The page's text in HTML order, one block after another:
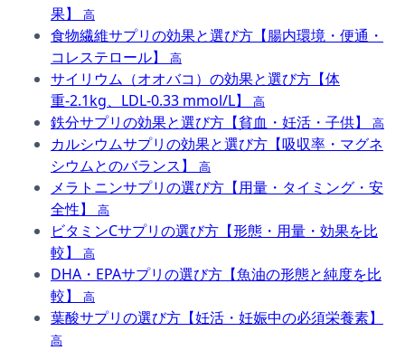
果】
高
食物繊維サプリの効果と選び方【腸内環境・便通・
コレステロール】
高
サイリウム（オオバコ）の効果と選び方【体
重-2.1kg、LDL-0.33 mmol/L】
高
鉄分サプリの効果と選び方【貧血・妊活・子供】 高
カルシウムサプリの効果と選び方【吸収率・マグネ
シウムとのバランス】
高
メラトニンサプリの選び方【用量・タイミング・安
全性】
高
ビタミンCサプリの選び方【形態・用量・効果を比
較】
高
DHA・EPAサプリの選び方【魚油の形態と純度を比
較】
高
葉酸サプリの選び方【妊活・妊娠中の必須栄養素】
高